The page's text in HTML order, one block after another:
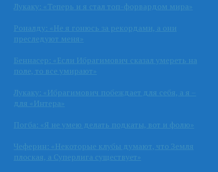
Лукаку: «Теперь и я стал топ-форвардом мира»
Роналду: «Не я гонюсь за рекордами, а они
преследуют меня»
Беннасер: «Если Ибрагимович сказал умереть на
поле, то все умирают»
Лукаку: «Ибрагимович побеждает для себя, а я –
для «Интера»
Погба: «Я не умею делать подкаты, вот и фолю»
Чеферин: «Некоторые клубы думают, что Земля
плоская, а Суперлига существует»